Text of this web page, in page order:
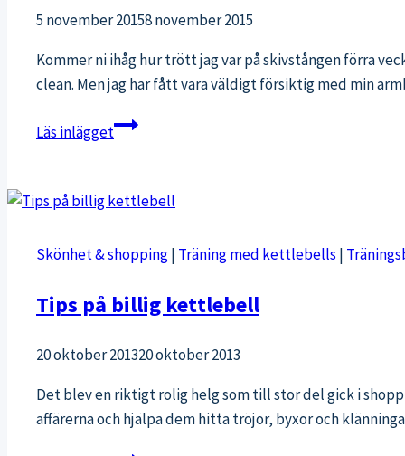
5 november 20158 november 2015
Kommer ni ihåg hur trött jag var på skivstången förra
clean. Men jag har fått vara väldigt försiktig med min
Läs inläggetRehab-
och
ny
magfavorit
Skönhet & shopping| Träning med kettlebells |
Tips på billig kettlebell
20 oktober 201320 oktober 2013
Det blev en riktigt rolig helg som till stor del gick i
affärerna och hjälpa dem hitta tröjor, byxor och